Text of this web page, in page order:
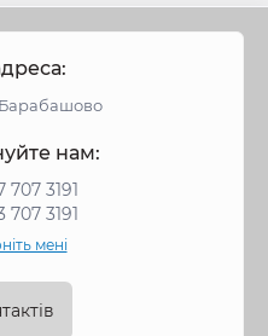
нам:
707 3191
707 3191
мені